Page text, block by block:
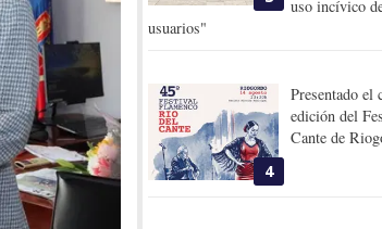
uso incívico
usuarios"
4
Presentado el
edición del
Cante de